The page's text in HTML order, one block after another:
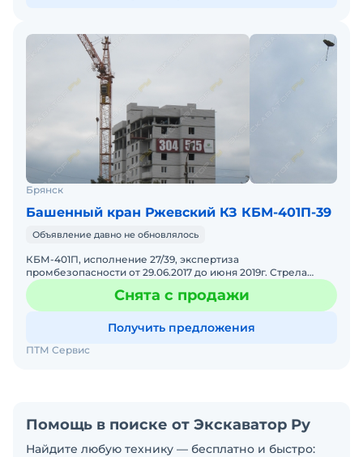
Брянск
Башенный кран Ржевский КЗ КБМ-401П-39
Объявление давно не обновлялось
КБМ-401П, исполнение 27/39, экспертиза
промбезопасности от 29.06.2017 до июня 2019г. Стрела
подъемная 40м. Кран смонтирован на объекте, полностью
обслужен и раб
Снята с продажи
Получить предложения
ПТМ Сервис
Помощь в поиске от Экскаватор Ру
Найдите любую технику — бесплатно и быстро: